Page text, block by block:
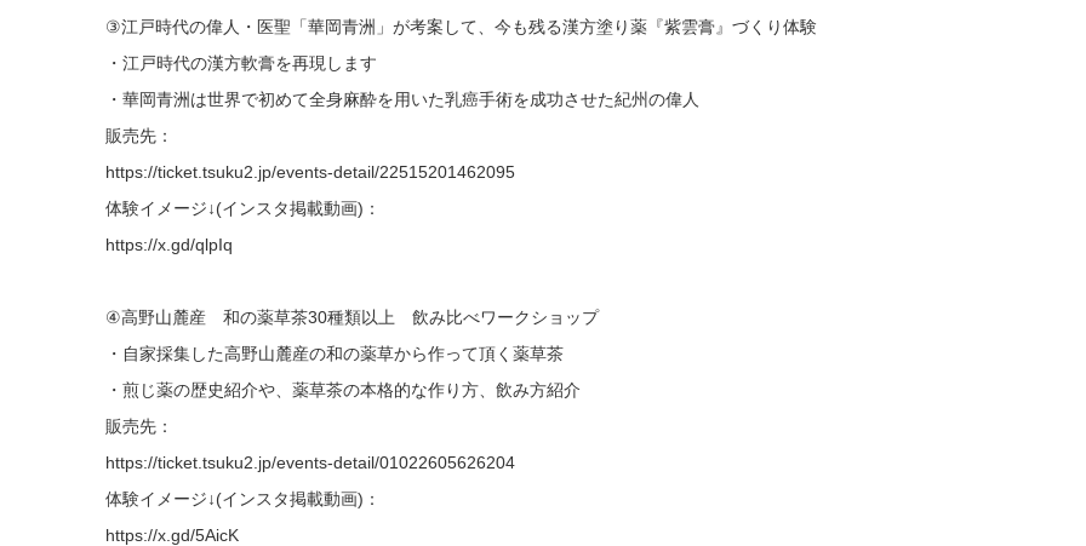
③江戸時代の偉人・医聖「華岡青洲」が考案して、今も残る漢方塗り薬『紫雲膏』づくり体験
・江戸時代の漢方軟膏を再現します
・華岡青洲は世界で初めて全身麻酔を用いた乳癌手術を成功させた紀州の偉人
販売先：
https://ticket.tsuku2.jp/events-detail/22515201462095
体験イメージ↓(インスタ掲載動画)：
https://x.gd/qlpIq
④高野山麓産 和の薬草茶30種類以上 飲み比べワークショップ
・自家採集した高野山麓産の和の薬草から作って頂く薬草茶
・煎じ薬の歴史紹介や、薬草茶の本格的な作り方、飲み方紹介
販売先：
https://ticket.tsuku2.jp/events-detail/01022605626204
体験イメージ↓(インスタ掲載動画)：
https://x.gd/5AicK